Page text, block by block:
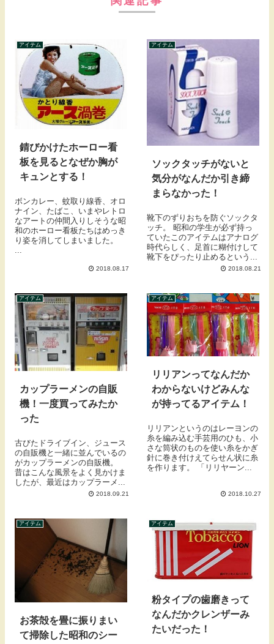
アイテム
錆びかけたホーロー看
板を見るとなぜか胸が
キュンとする！
ボンカレー、蚊取り線香、オロ
ナイン、たばこ、いまやレトロ
なアートの仲間入りしそうな昭
和のホーロー看板たちはめっき
り姿を消してしまいました。
...
2018.08.17
アイテム
ソックタッチがないと
気分がなんだか引き締
まらなかった！
靴下のずりおちを防ぐソックタ
ッチ。 昭和の学生が必ず持っ
ていたこのアイテムはアナログ
時代らしく、足首に糊付けして
靴下をぴったり止めるという...
2018.08.21
アイテム
カップラーメンの自販
機！一度買ってみたか
った
古びたドライブイン、ジュース
の自販機と一緒に並んでいるの
がカップラーメンの自販機。
昔はこんな風景をよく見かけま
したが、最近はカップラーメ...
2018.09.21
アイテム
リリアンってなんだか
わからないけどみんな
が持ってるアイテム！
リリアンというのはレーヨンの
糸を編み込む手芸用のひも、小
さな筒状のものを使い糸をかぎ
針に巻き付けえてらせん状に糸
を作ります。 「リリヤーン...
2018.10.27
アイテム
お茶殻を畳に振りまい
て掃除した昭和のシー
アイテム
粉タイプの歯磨きって
なんだかクレンザーみ
たいだった！